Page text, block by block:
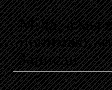
М-да, а мы
понимаю,
Записан